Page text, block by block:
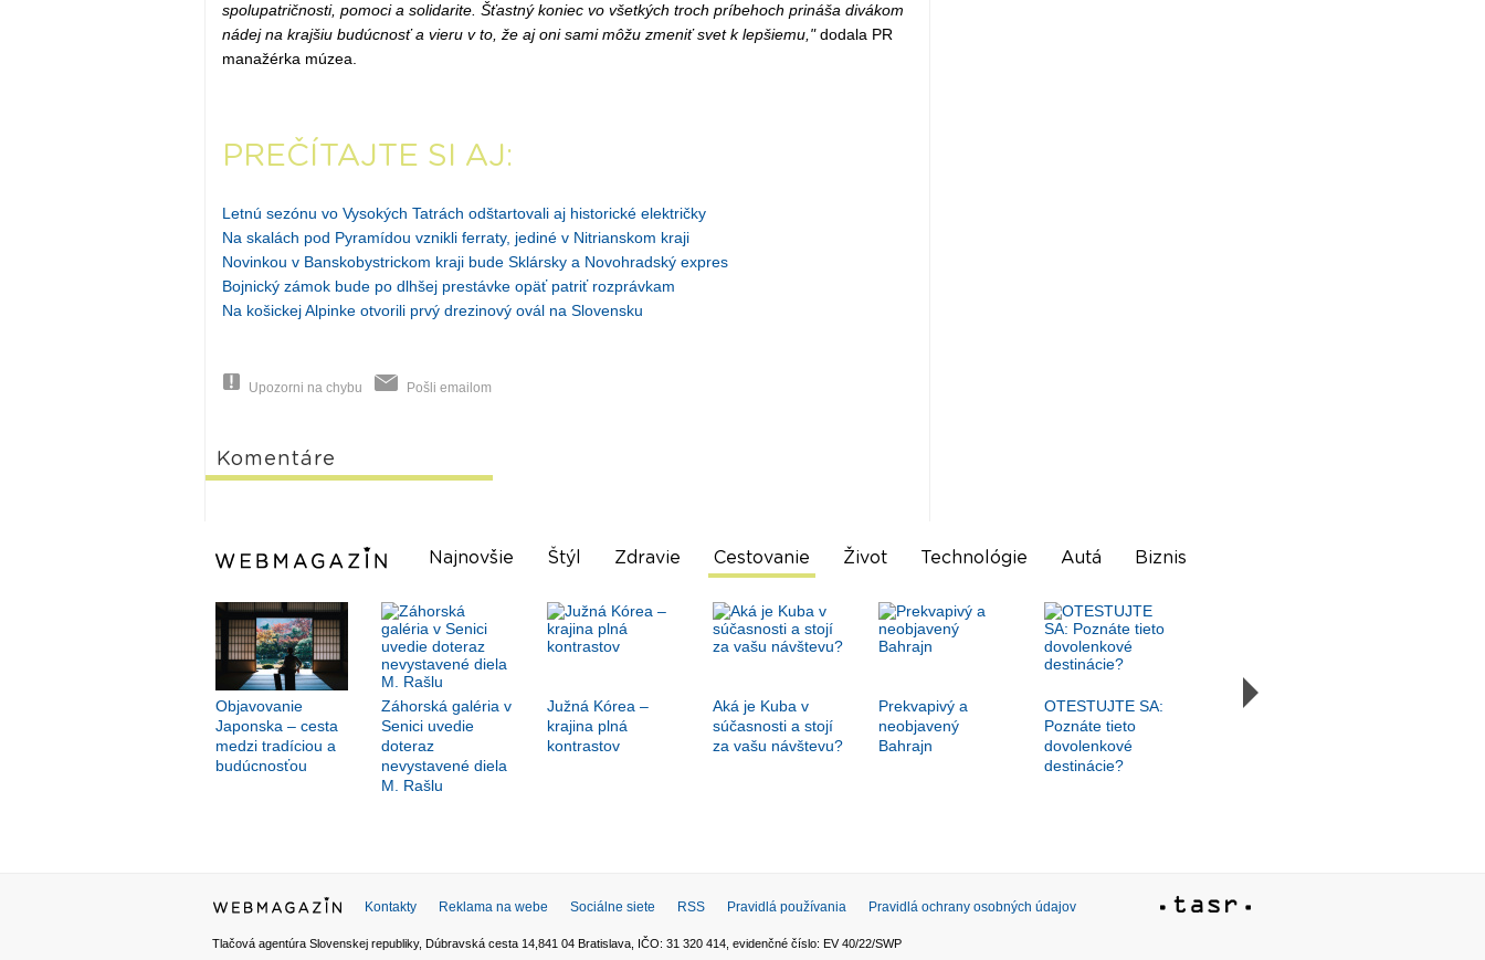
spolupatričnosti, pomoci a solidarite. Šťastný koniec vo všetkých troch príbehoch prináša divákom
nádej na krajšiu budúcnosť a vieru v to, že aj oni sami môžu zmeniť svet k lepšiemu,"dodala PR
manažérka múzea.
PREČÍTAJTE SI AJ:
Letnú sezónu vo Vysokých Tatrách odštartovali aj historické električky
Na skalách pod Pyramídou vznikli ferraty, jediné v Nitrianskom kraji
Novinkou v Banskobystrickom kraji bude Sklársky a Novohradský expres
Bojnický zámok bude po dlhšej prestávke opäť patriť rozprávkam
Na košickej Alpinke otvorili prvý drezinový ovál na Slovensku
Upozorni na chybu Pošli emailom
Komentáre
Najnovšie Štýl Zdravie Cestovanie Život Technológie Autá Biznis
Objavovanie
Japonska – cesta
medzi tradíciou a
budúcnosťou
Záhorská galéria v
Senici uvedie
doteraz
nevystavené diela
M. Rašlu
Južná Kórea –
krajina plná
kontrastov
Aká je Kuba v
súčasnosti a stojí
za vašu návštevu?
Prekvapivý a
neobjavený
Bahrajn
OTESTUJTE SA:
Poznáte tieto
dovolenkové
destinácie?
Kontakty Reklama na webe Sociálne siete RSS Pravidlá používania Pravidlá ochrany osobných údajov
Tlačová agentúra Slovenskej republiky, Dúbravská cesta 14,841 04 Bratislava, IČO: 31 320 414, evidenčné číslo: EV 40/22/SWP